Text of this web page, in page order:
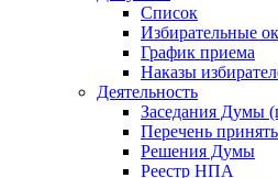
Список
Избирательные
График приема
Наказы
Деятельность
Заседания Думы
Перечень
Решения Думы
Реестр НПА